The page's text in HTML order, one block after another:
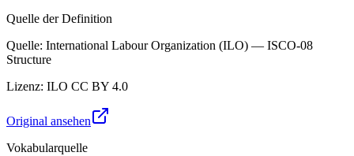
Quelle der Definition
Quelle: International Labour Organization (ILO) — ISCO-08
Structure
Lizenz: ILO CC BY 4.0
Original ansehen
Vokabularquelle